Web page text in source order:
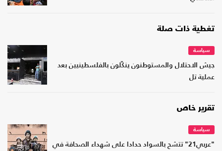
تغطية ذات صلة
سياسة
جيش الاحتلال والمستوطنون ينكّلون بالفلسطينيين بعد
عملية تل
تقرير خاص
سياسة
"عربي21" تتشح بالسواد حدادا على شهداء الصحافة في